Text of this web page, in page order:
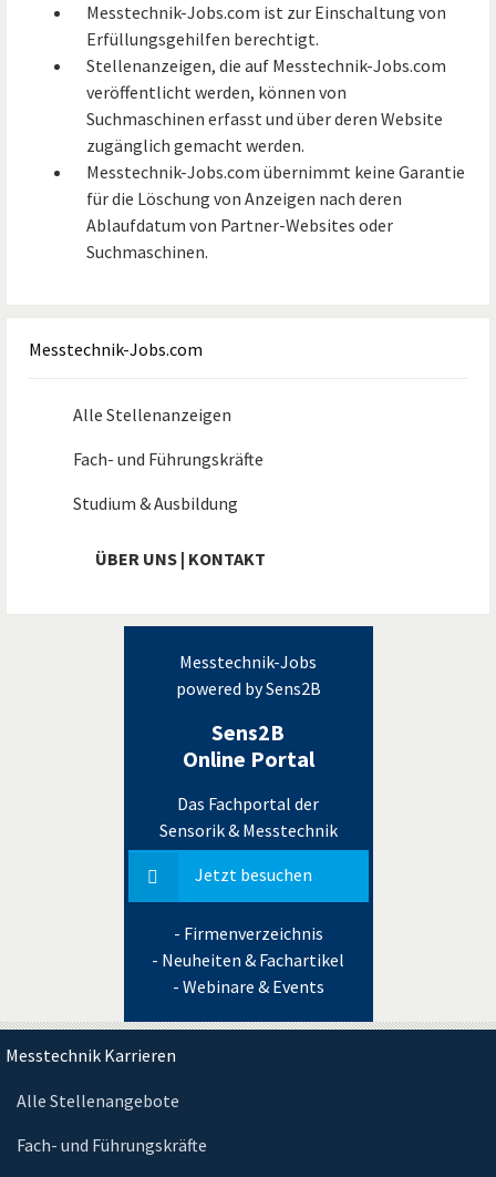
Messtechnik-Jobs.com ist zur Einschaltung von
Erfüllungsgehilfen berechtigt.
Stellenanzeigen, die auf Messtechnik-Jobs.com
veröffentlicht werden, können von
Suchmaschinen erfasst und über deren Website
zugänglich gemacht werden.
Messtechnik-Jobs.com übernimmt keine Garantie
für die Löschung von Anzeigen nach deren
Ablaufdatum von Partner-Websites oder
Suchmaschinen.
Messtechnik-Jobs.com
Alle Stellenanzeigen
Fach- und Führungskräfte
Studium & Ausbildung
ÜBER UNS | KONTAKT
Messtechnik-Jobs
powered by Sens2B
Sens2B
Online Portal
Das Fachportal der
Sensorik & Messtechnik
Jetzt besuchen
- Firmenverzeichnis
- Neuheiten & Fachartikel
- Webinare & Events
Messtechnik Karrieren
Alle Stellenangebote
Fach- und Führungskräfte